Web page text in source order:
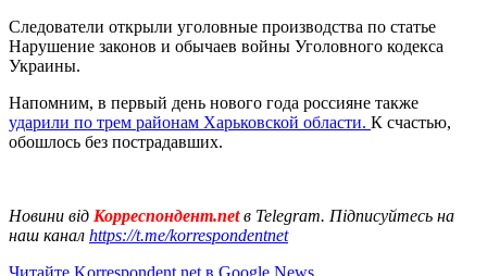
Следователи открыли уголовные производства по статье
Нарушение законов и обычаев войны Уголовного кодекса
Украины.
Напомним, в первый день нового года россияне также
ударили по трем районам Харьковской области. К счастью,
обошлось без пострадавших.
Новини від Корреспондент.netв Telegram. Підписуйтесь на
наш канал https://t.me/korrespondentnet
Читайте Korrespondent.net в Google News